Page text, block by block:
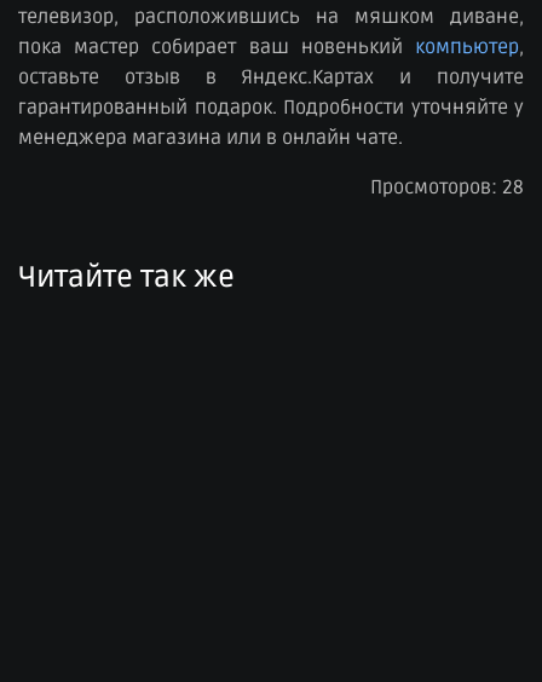
телевизор, расположившись на мяшком диване,
пока мастер собирает ваш новенький компьютер,
оставьте отзыв в Яндекс.Картах и получите
гарантированный подарок. Подробности уточняйте у
менеджера магазина или в онлайн чате.
Просмоторов: 28
Читайте так же